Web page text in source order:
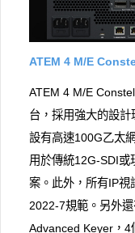
ATEM 4 M/E
ATEM 4 M/E
台，採用強大的設
設有高速100G乙太
用於傳統12G-SDI或
案。此外，所有IP視
2022-7規範。另外
Advanced Keyer，4